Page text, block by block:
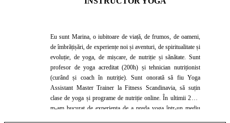
Eu sunt Marina, o iubitoare de viață, de frumos, de oameni,
de îmbrățișări, de experiențe noi și aventuri, de spiritualitate și
evoluție, de yoga, de mișcare, de nutriție și sănătate. Sunt
profesor de yoga acreditat (200h) și tehnician nutriționist
(curând și coach în nutriție). Sunt onorată să fiu Yoga
Assistant Master Trainer la Fitness Scandinavia, să suțin
clase de yoga și programe de nutriție online. În ultimii 2 ani
m-am bucurat de experiența de a preda yoga într-un mediu